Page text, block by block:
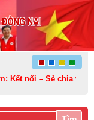
nối – Sẻ chia và Lan